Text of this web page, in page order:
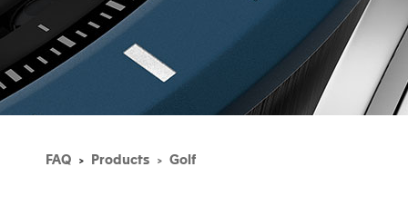
FAQ Products Golf